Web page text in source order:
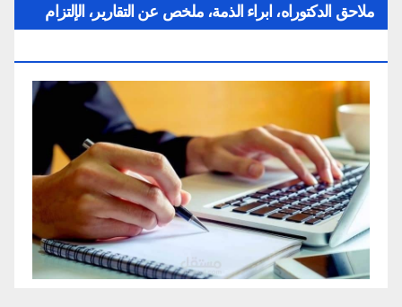
ملاحق الدكتوراه، ابراء الذمة، ملخص عن التقارير، الإلتزام